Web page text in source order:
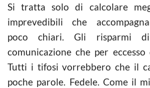
Si tratta solo di calcolare
imprevedibili che
poco chiari. Gli risparmi
comunicazione che per eccesso
Tutti i tifosi vorrebbero che il
poche parole. Fedele. Come il